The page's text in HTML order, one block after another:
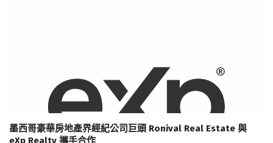
墨西哥豪華房地產界經紀公司巨頭 Ronival Real Estate 與
eXp Realty 攜手合作